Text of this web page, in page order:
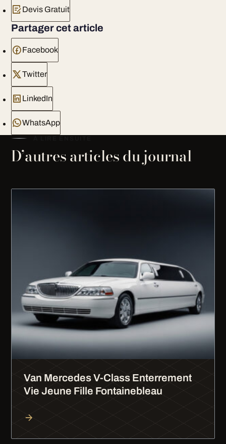
Devis Gratuit
Partager cet article
Facebook
Twitter
LinkedIn
WhatsApp
D’autres articles du journal
Van Mercedes V-Class Enterrement
Vie Jeune Fille Fontainebleau